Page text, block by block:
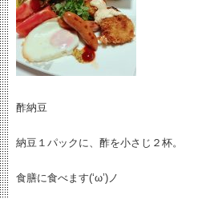
酢納豆
納豆１パックに、酢を小さじ２杯。
食膳に食べます(‘ω’)ノ